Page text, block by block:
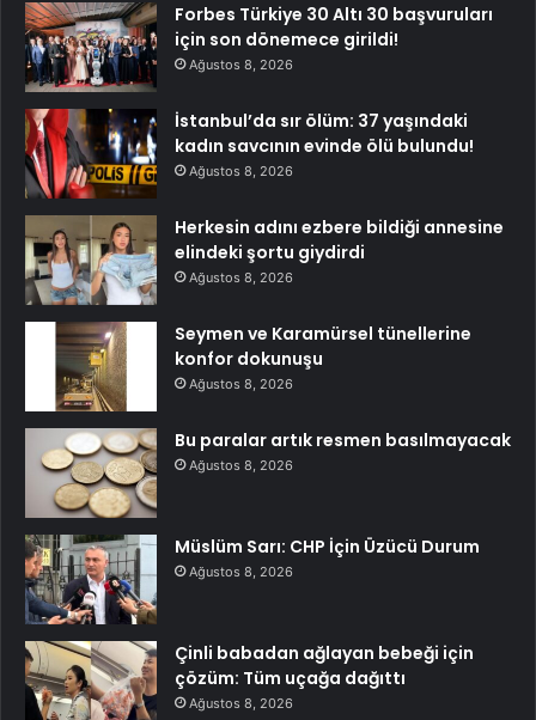
Forbes Türkiye 30 Altı 30 başvuruları
için son dönemece girildi!
Ağustos 8, 2026
İstanbul’da sır ölüm: 37 yaşındaki
kadın savcının evinde ölü bulundu!
Ağustos 8, 2026
Herkesin adını ezbere bildiği annesine
elindeki şortu giydirdi
Ağustos 8, 2026
Seymen ve Karamürsel tünellerine
konfor dokunuşu
Ağustos 8, 2026
Bu paralar artık resmen basılmayacak
Ağustos 8, 2026
Müslüm Sarı: CHP İçin Üzücü Durum
Ağustos 8, 2026
Çinli babadan ağlayan bebeği için
çözüm: Tüm uçağa dağıttı
Ağustos 8, 2026